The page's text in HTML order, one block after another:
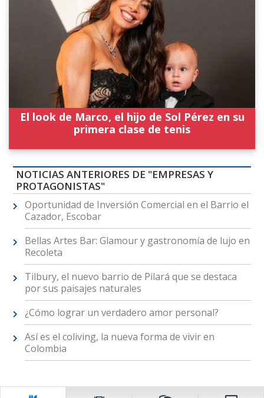
El look de Marco, el hijo de Sol Pérez en su
primera clase de tenis
NOTICIAS ANTERIORES DE "EMPRESAS Y
PROTAGONISTAS"
Oportunidad de Inversión Comercial en el Barrio el
Cazador, Escobar
Bellas Artes Bar: Glamour y gastronomía de lujo en
Recoleta
Tilbury, el nuevo barrio de Pilará que se destaca
por sus paisajes naturales
¿Cómo lograr un verdadero amor personal?
Así es el coliving, la nueva forma de vivir en
Colombia